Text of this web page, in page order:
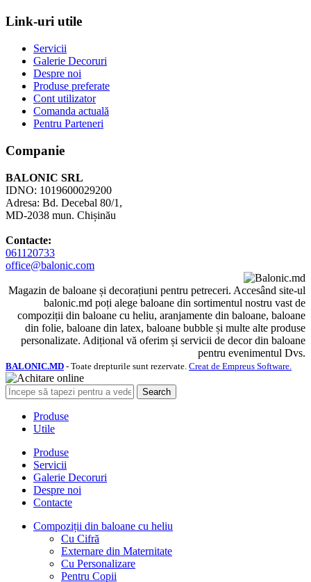
Link-uri utile
Servicii
Galerie Decoruri
Despre noi
Produse preferate
Cont utilizator
Comanda actuală
Pentru Parteneri
Companie
BALONIC SRL
IDNO: 1019600029200
Adresa: Bd. Decebal 80/1,
MD-2038 mun. Chișinău
Contacte:
061120733
office@balonic.com
Magazin de baloane și decorațiuni pentru petreceri. Accesând site-ul
balonic.md poți alege baloane din sortimentul nostru vast de
compoziții din baloane cu heliu, aranjamente din baloane, baloane
din folie, baloane din latex, baloane bubble și multe alte produse
personalizate. Adițional vă oferim și servicii de decor din baloane
pentru evenimentul Dvs.
BALONIC.MD - Toate drepturile sunt rezervate. Creat de Empreus Software.
Search
Produse
Utile
Produse
Servicii
Galerie Decoruri
Despre noi
Contacte
Compoziții din baloane cu heliu
Cu Cifră
Externare din Maternitate
Cu Personalizare
Pentru Copii